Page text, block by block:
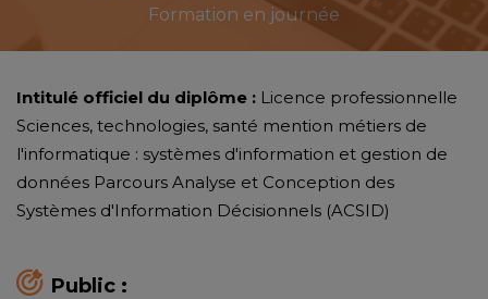
Formation en journée
Intitulé officiel du diplôme : Licence professionnelle
Sciences, technologies, santé mention métiers de
l'informatique : systèmes d'information et gestion de
données Parcours Analyse et Conception des
Systèmes d'Information Décisionnels (ACSID)
Public :